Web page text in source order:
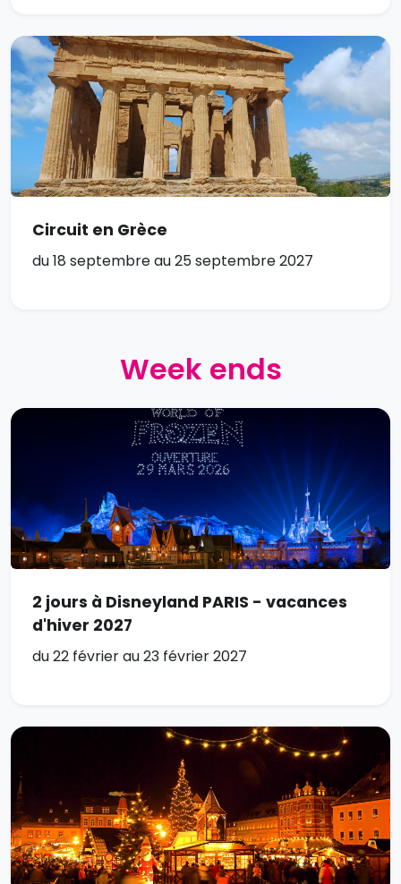
Circuit en Grèce
du 18 septembre au 25 septembre 2027
Week ends
2 jours à Disneyland PARIS - vacances
d'hiver 2027
du 22 février au 23 février 2027